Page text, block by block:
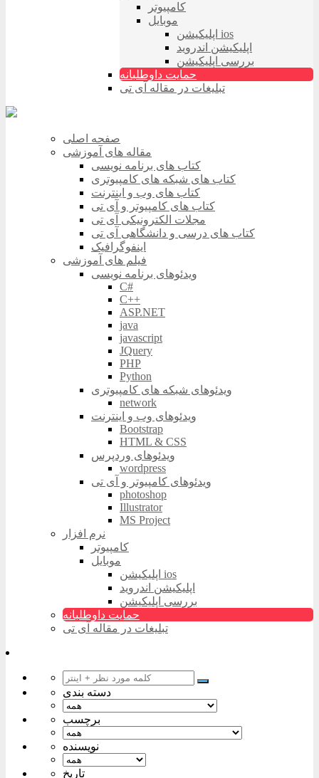
کامپیوتر
موبایل
اپلیکیشن ios
اپلیکیشن اندروید
بررسی اپلیکیشن
حمایت داوطلبانه
تبلیغات در مقاله آی تی
صفحه اصلی
مقاله های آموزشی
کتاب های برنامه نویسی
کتاب های شبکه های کامپیوتری
کتاب های وب و اینترنت
کتاب های کامپیوتر و آی تی
مجلات الکترونیکی آی تی
کتاب های درسی و دانشگاهی آی تی
اینفوگرافیک
فیلم های آموزشی
ویدئوهای برنامه نویسی
C#
C++
ASP.NET
java
javascript
JQuery
PHP
Python
ویدئوهای شبکه های کامپیوتری
network
ویدئوهای وب و اینترنت
Bootstrap
HTML & CSS
ویدئوهای وردپرس
wordpress
ویدئوهای کامپیوتر و آی تی
photoshop
Illustrator
MS Project
نرم افزار
کامپیوتر
موبایل
اپلیکیشن ios
اپلیکیشن اندروید
بررسی اپلیکیشن
حمایت داوطلبانه
تبلیغات در مقاله آی تی
دسته بندی
برچسب
نویسنده
تاریخ